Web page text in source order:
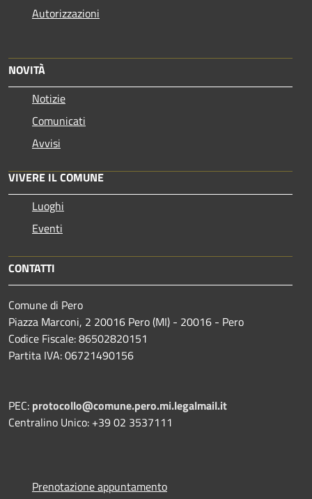
Autorizzazioni
NOVITÀ
Notizie
Comunicati
Avvisi
VIVERE IL COMUNE
Luoghi
Eventi
CONTATTI
Comune di Pero
Piazza Marconi, 2 20016 Pero (MI) - 20016 - Pero
Codice Fiscale: 86502820151
Partita IVA: 06721490156
PEC: protocollo@comune.pero.mi.legalmail.it
Centralino Unico: +39 02 3537111
Prenotazione appuntamento